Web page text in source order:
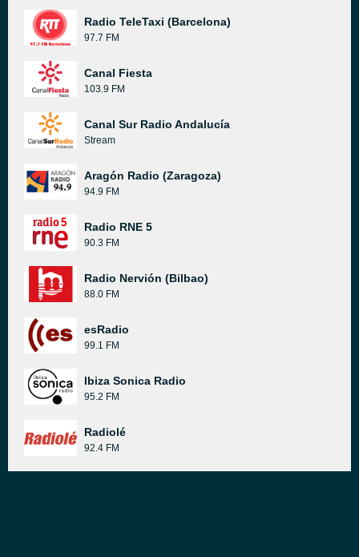
Radio TeleTaxi (Barcelona)
97.7 FM
Canal Fiesta
103.9 FM
Canal Sur Radio Andalucía
Stream
Aragón Radio (Zaragoza)
94.9 FM
Radio RNE 5
90.3 FM
Radio Nervión (Bilbao)
88.0 FM
esRadio
99.1 FM
Ibiza Sonica Radio
95.2 FM
Radiolé
92.4 FM